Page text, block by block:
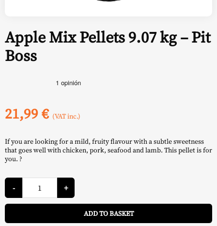
Apple Mix Pellets 9.07 kg – Pit
Boss
21,99€ (VAT inc.)
If you are looking for a mild, fruity flavour with a subtle sweetness
that goes well with chicken, pork, seafood and lamb. This pellet is for
you. ?
-
Apple
Mix
Pellets
9.07
kg
Pit
+
ADD TO BASKET